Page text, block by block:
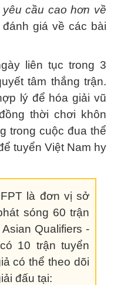
cầu cao hơn về
đánh giá về các bài
liên tục trong 3
tâm thắng trận.
lý để hóa giải vũ
thời chơi khôn
trong cuộc đua thể
tuyển Việt Nam hy
là đơn vị sở
sóng 60 trận
Qualifiers -
10 trận tuyển
có thể theo dõi
đấu tại: